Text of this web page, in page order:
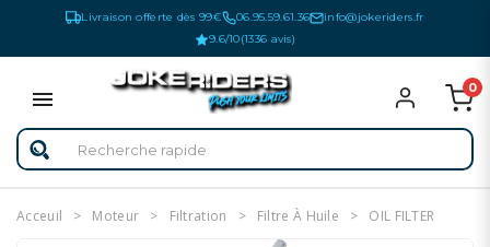
Livraison offerte dès 99€ 06.95.59.61.36
info@jokeriders.fr
9.6/10(1336 avis)
0
Acceuil Moteur Filtration Filtre À Huile OIL FILTER